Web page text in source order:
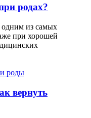
родах?
из самых
при хорошей
роды
вернуть